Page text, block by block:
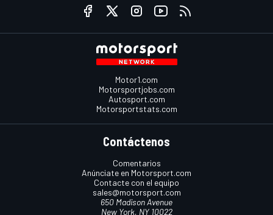
Motor1.com
Motorsportjobs.com
Autosport.com
Motorsportstats.com
Contáctenos
Comentarios
Anúnciate en Motorsport.com
Contacte con el equipo
sales@motorsport.com
650 Madison Avenue
New York, NY 10022